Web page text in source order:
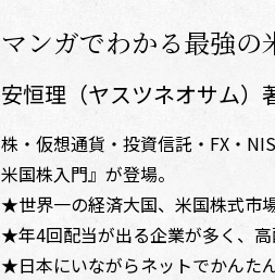
マンガでわかる最強の
安恒理（ヤスツネオサム）
株・仮想通貨・投資信託・FX・
米国株入門』が登場。
★世界一の経済大国、米国株式市
★年4回配当が出る企業が多く、
★日本にいながらネットでかんた